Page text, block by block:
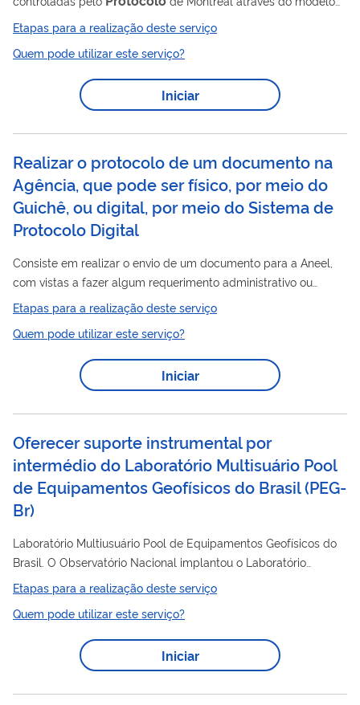
de LPCO no sistema do Portal Único Siscomex
Etapas para a realização deste serviço
Quem pode utilizar este serviço?
Iniciar
Realizar o protocolo de um documento na
Agência, que pode ser físico, por meio do
Guichê, ou digital, por meio do Sistema de
Protocolo Digital
Consiste em realizar o envio de um documento para a Aneel,
com vistas a fazer algum requerimento administrativo ou
apenas informar algo. O protocolopode ser físico ou digital.
O
Protocolodigital é o canal exclusivo para o envio de
documentos à ANEEL, eliminando a necessidade de
deslocamento do cidadão até nosso endereço físico ou de
arcar com despesas de postagem por correio.
Etapas para a realização deste serviço
Quem pode utilizar este serviço?
Iniciar
Oferecer suporte instrumental por
intermédio do Laboratório Multisuário Pool
de Equipamentos Geofísicos do Brasil(PEG-
Br)
Laboratório Multiusuário Pool de Equipamentos Geofísicos do
Brasil. O Observatório Nacional implantou o Laboratório
Multiusuário Pool de Equipamentos Geofísicos do Brasil, para
dar suporte a projetos de pesquisa, a partir da proposta de
cientistas dos diversos institutos de pesquisa e universidades
brasileiras. A implantação foi financiada pela Petrobras por
intermédio de sua Rede Temática de Estudos Geotectônicos. O
e conta...
Etapas para a realização deste serviço
Quem pode utilizar este serviço?
Iniciar